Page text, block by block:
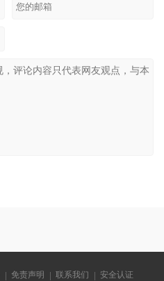
免责声明 联系我们 安全认证